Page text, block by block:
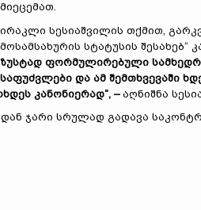
მიეცემათ.
ირაკლი სესიაშვილის თქმით,
მოსამსახურის სტატუსის შესახებ“
ზუსტად ფორმულირებული
საფუძვლები და ამ შემთხვევაში
კანონიერად“, – აღნიშნა
ჯარი სრულად გადავა